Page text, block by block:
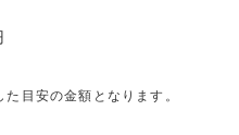
目安の金額となります。